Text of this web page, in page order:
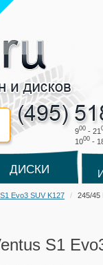
900 - 21
1000 -
ДИСКИ
Evo3 SUV K127 245/45
S1